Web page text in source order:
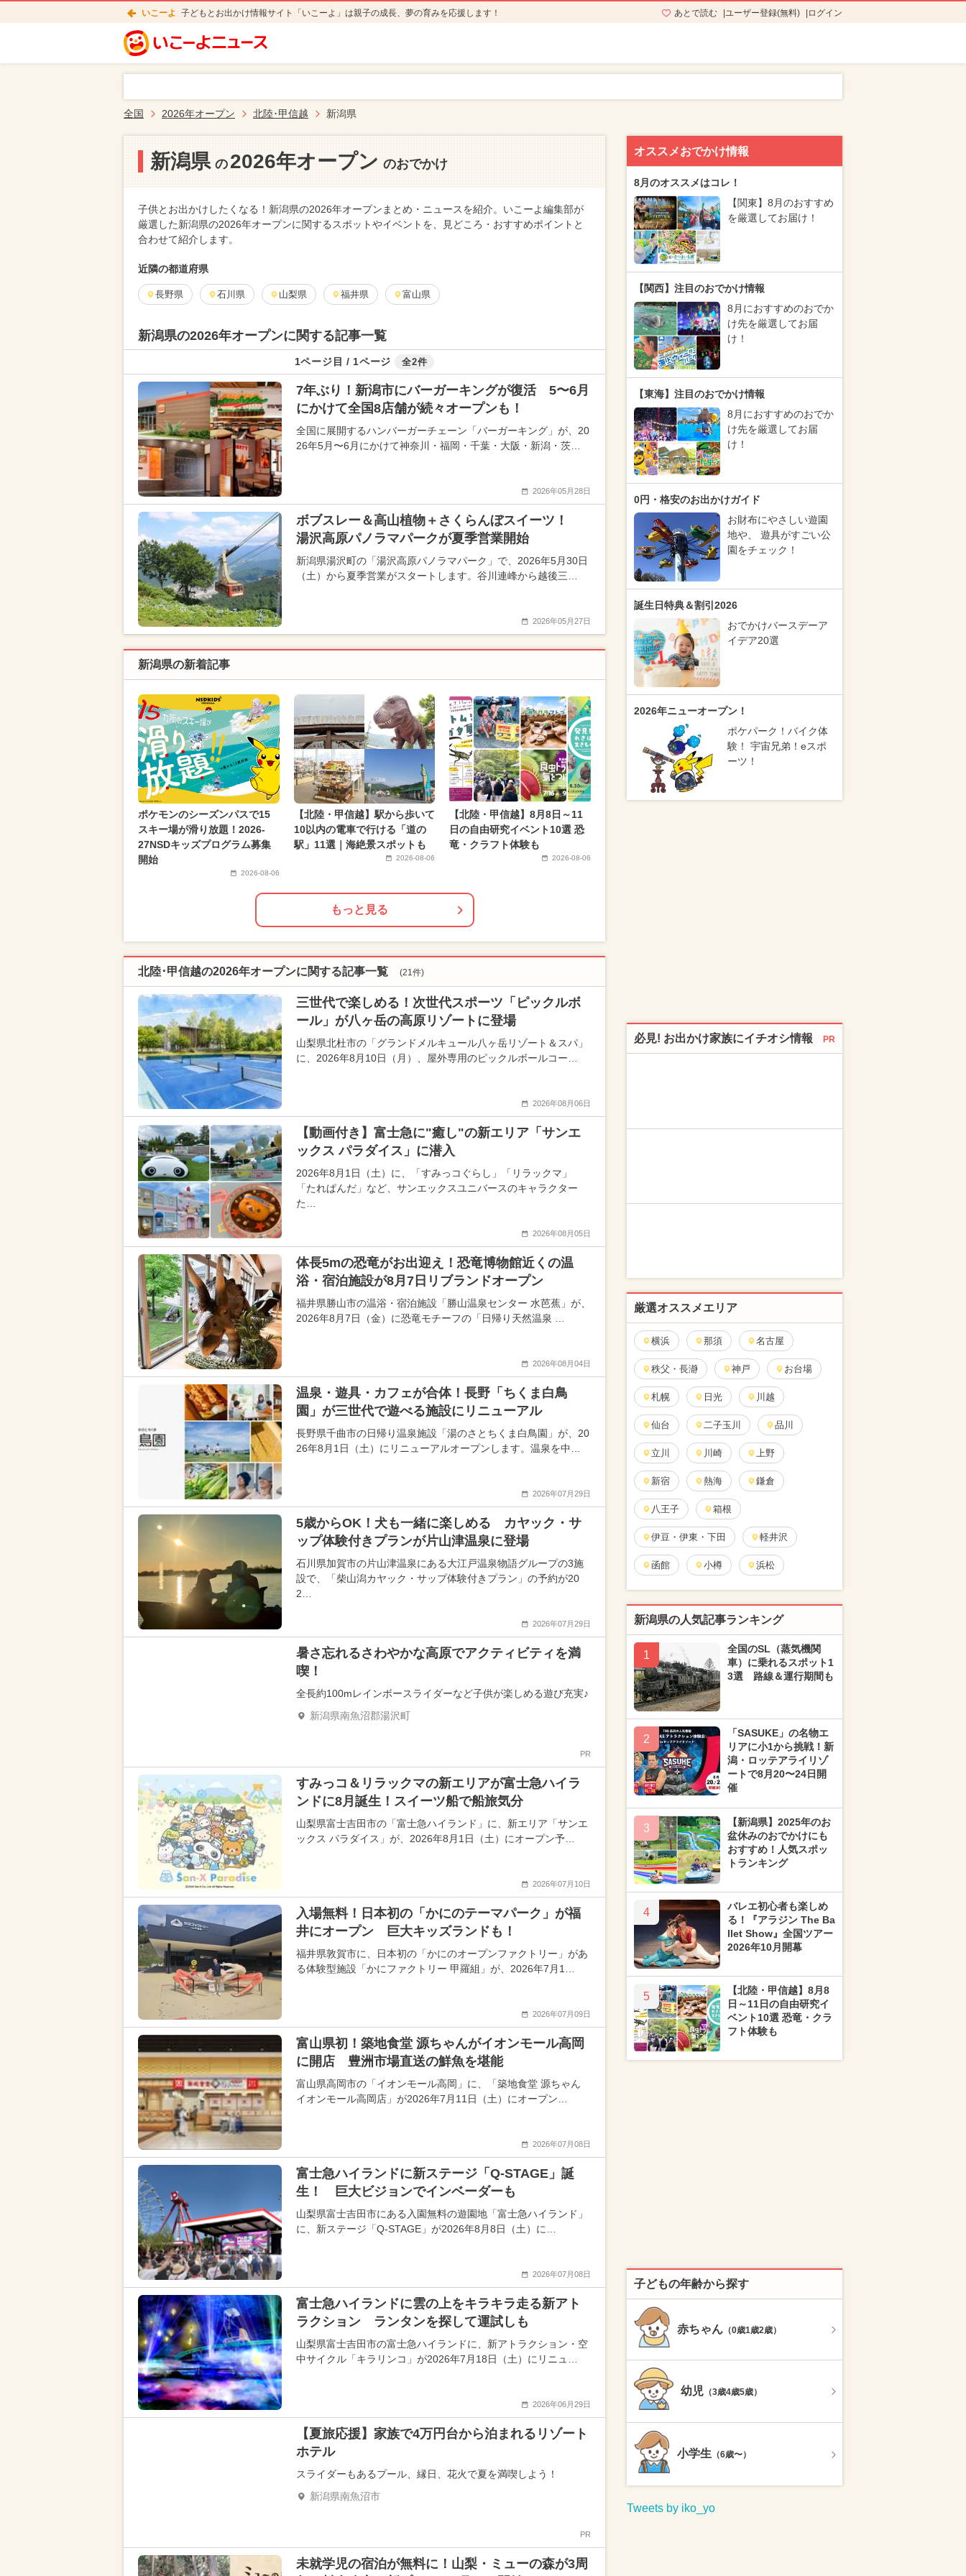
いこーよ 子どもとお出かけ情報サイト「いこーよ」は親子の成長、夢の育みを応援します！ あとで読む ユーザー登録(無料) ログイン
全国 2026年オープン 北陸･甲信越 新潟県
新潟県 の 2026年オープン のおでかけ
子供とお出かけしたくなる！新潟県の2026年オープンまとめ・ニュースを紹介。いこーよ編集部が
厳選した新潟県の2026年オープンに関するスポットやイベントを、見どころ・おすすめポイントと
合わせて紹介します。
近隣の都道府県
長野県 石川県 山梨県 福井県 富山県
新潟県の2026年オープンに関する記事一覧
1ページ目 / 1ページ 全2件
7年ぶり！新潟市にバーガーキングが復活 5〜6月
にかけて全国8店舗が続々オープンも！
全国に展開するハンバーガーチェーン「バーガーキング」が、20
26年5月〜6月にかけて神奈川・福岡・千葉・大阪・新潟・茨…
2026年05月28日
ボブスレー＆高山植物＋さくらんぼスイーツ！
湯沢高原パノラマパークが夏季営業開始
新潟県湯沢町の「湯沢高原パノラマパーク」で、2026年5月30日
（土）から夏季営業がスタートします。谷川連峰から越後三…
2026年05月27日
新潟県の新着記事
ポケモンのシーズンパスで15
スキー場が滑り放題！2026-
27NSDキッズプログラム募集
開始
2026-08-06
【北陸・甲信越】駅から歩いて
10以内の電車で行ける「道の
駅」11選｜海絶景スポットも
2026-08-06
【北陸・甲信越】8月8日～11
日の自由研究イベント10選 恐
竜・クラフト体験も
2026-08-06
もっと見る
北陸･甲信越の2026年オープンに関する記事一覧 (21件)
三世代で楽しめる！次世代スポーツ「ピックルボ
ール」が八ヶ岳の高原リゾートに登場
山梨県北杜市の「グランドメルキュール八ヶ岳リゾート＆スパ」
に、2026年8月10日（月）、屋外専用のピックルボールコー…
2026年08月06日
【動画付き】富士急に"癒し"の新エリア「サンエ
ックス パラダイス」に潜入
2026年8月1日（土）に、「すみっコぐらし」「リラックマ」
「たれぱんだ」など、サンエックスユニバースのキャラクター
た…
2026年08月05日
体長5mの恐竜がお出迎え！恐竜博物館近くの温
浴・宿泊施設が8月7日リブランドオープン
福井県勝山市の温浴・宿泊施設「勝山温泉センター 水芭蕉」が、
2026年8月7日（金）に恐竜モチーフの「日帰り天然温泉 …
2026年08月04日
温泉・遊具・カフェが合体！長野「ちくま白鳥
園」が三世代で遊べる施設にリニューアル
長野県千曲市の日帰り温泉施設「湯のさとちくま白鳥園」が、20
26年8月1日（土）にリニューアルオープンします。温泉を中…
2026年07月29日
5歳からOK！犬も一緒に楽しめる カヤック・サ
ップ体験付きプランが片山津温泉に登場
石川県加賀市の片山津温泉にある大江戸温泉物語グループの3施
設で、「柴山潟カヤック・サップ体験付きプラン」の予約が20
2…
2026年07月29日
暑さ忘れるさわやかな高原でアクティビティを満
喫！
全長約100mレインボースライダーなど子供が楽しめる遊び充実♪
新潟県南魚沼郡湯沢町
PR
すみっコ＆リラックマの新エリアが富士急ハイラ
ンドに8月誕生！スイーツ船で船旅気分
山梨県富士吉田市の「富士急ハイランド」に、新エリア「サンエ
ックス パラダイス」が、2026年8月1日（土）にオープン予…
2026年07月10日
入場無料！日本初の「かにのテーマパーク」が福
井にオープン 巨大キッズランドも！
福井県敦賀市に、日本初の「かにのオープンファクトリー」があ
る体験型施設「かにファクトリー 甲羅組」が、2026年7月1…
2026年07月09日
富山県初！築地食堂 源ちゃんがイオンモール高岡
に開店 豊洲市場直送の鮮魚を堪能
富山県高岡市の「イオンモール高岡」に、「築地食堂 源ちゃん
イオンモール高岡店」が2026年7月11日（土）にオープン…
2026年07月08日
富士急ハイランドに新ステージ「Q-STAGE」誕
生！ 巨大ビジョンでインベーダーも
山梨県富士吉田市にある入園無料の遊園地「富士急ハイランド」
に、新ステージ「Q-STAGE」が2026年8月8日（土）に…
2026年07月08日
富士急ハイランドに雲の上をキラキラ走る新アト
ラクション ランタンを探して運試しも
山梨県富士吉田市の富士急ハイランドに、新アトラクション・空
中サイクル「キラリンコ」が2026年7月18日（土）にリニュ…
2026年06月29日
【夏旅応援】家族で4万円台から泊まれるリゾート
ホテル
スライダーもあるプール、縁日、花火で夏を満喫しよう！
新潟県南魚沼市
PR
未就学児の宿泊が無料に！山梨・ミューの森が3周
オススメおでかけ情報
8月のオススメはコレ！
【関東】8月のおすすめ
を厳選してお届け！
【関西】注目のおでかけ情報
8月におすすめのおでか
け先を厳選してお届
け！
【東海】注目のおでかけ情報
8月におすすめのおでか
け先を厳選してお届
け！
0円・格安のお出かけガイド
お財布にやさしい遊園
地や、 遊具がすごい公
園をチェック！
誕生日特典＆割引2026
おでかけバースデーア
イデア20選
2026年ニューオープン！
ポケパーク！バイク体
験！ 宇宙兄弟！eスポ
ーツ！
必見! お出かけ家族にイチオシ情報 PR
厳選オススメエリア
横浜 那須 名古屋
秩父・長瀞 神戸 お台場
札幌 日光 川越
仙台 二子玉川 品川
立川 川崎 上野
新宿 熱海 鎌倉
八王子 箱根
伊豆・伊東・下田 軽井沢
函館 小樽 浜松
新潟県の人気記事ランキング
1
全国のSL（蒸気機関
車）に乗れるスポット1
3選 路線＆運行期間も
2
「SASUKE」の名物エ
リアに小1から挑戦！新
潟・ロッテアライリゾ
ートで8月20〜24日開
催
3
【新潟県】2025年のお
盆休みのおでかけにも
おすすめ！人気スポッ
トランキング
4
バレエ初心者も楽しめ
る！『アラジン The Ba
llet Show』全国ツアー
2026年10月開幕
5
【北陸・甲信越】8月8
日～11日の自由研究イ
ベント10選 恐竜・クラ
フト体験も
子どもの年齢から探す
赤ちゃん （0歳1歳2歳）
幼児 （3歳4歳5歳）
小学生 （6歳〜）
Tweets by iko_yo